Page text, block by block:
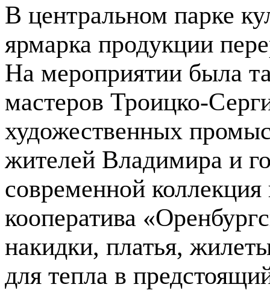
В центральном парке
ярмарка продукции
На мероприятии была
мастеров Троицко-
художественных
жителей Владимира и
современной
кооператива
накидки, платья,
для тепла в